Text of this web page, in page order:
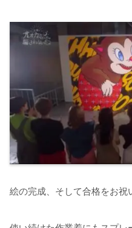
絵の完成、そして合格をお祝